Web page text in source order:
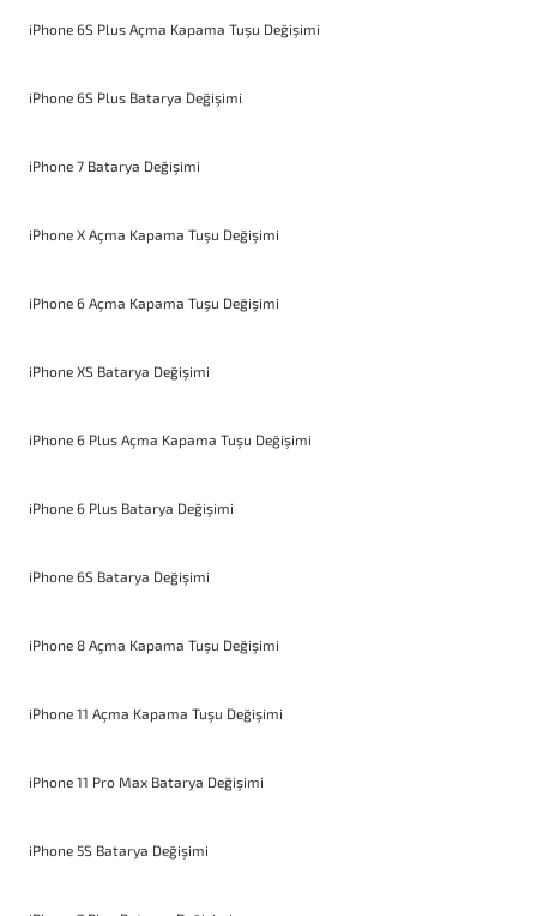
iPhone 6S Plus Açma Kapama Tuşu Değişimi
iPhone 6S Plus Batarya Değişimi
iPhone 7 Batarya Değişimi
iPhone X Açma Kapama Tuşu Değişimi
iPhone 6 Açma Kapama Tuşu Değişimi
iPhone XS Batarya Değişimi
iPhone 6 Plus Açma Kapama Tuşu Değişimi
iPhone 6 Plus Batarya Değişimi
iPhone 6S Batarya Değişimi
iPhone 8 Açma Kapama Tuşu Değişimi
iPhone 11 Açma Kapama Tuşu Değişimi
iPhone 11 Pro Max Batarya Değişimi
iPhone 5S Batarya Değişimi